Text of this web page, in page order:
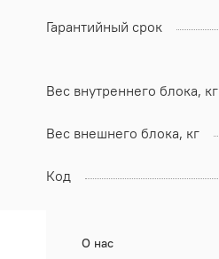
Гарантийный срок
Вес внутреннего блока, кг
Вес внешнего блока, кг
Код
О нас